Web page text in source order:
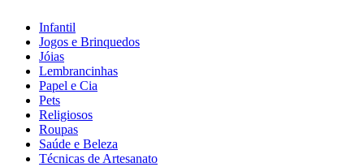
Infantil
Jogos e Brinquedos
Jóias
Lembrancinhas
Papel e Cia
Pets
Religiosos
Roupas
Saúde e Beleza
Técnicas de Artesanato